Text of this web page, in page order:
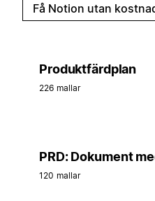
Få Notion utan
Produktfärdplan
226 mallar
PRD: Dokument
120 mallar